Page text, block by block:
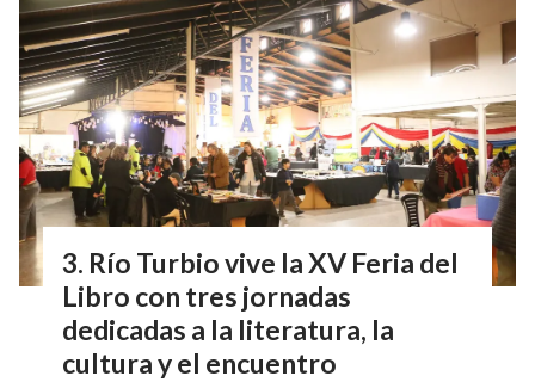
Río Turbio vive la XV Feria del
Libro con tres jornadas
dedicadas a la literatura, la
cultura y el encuentro